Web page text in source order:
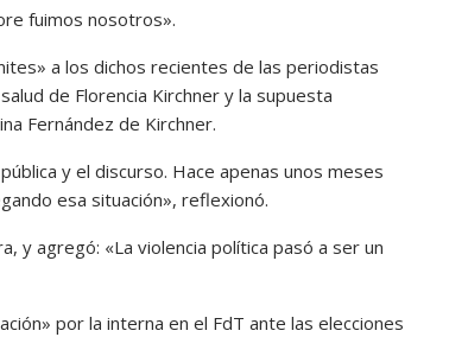
fuimos nosotros».
a los dichos recientes de las periodistas
de Florencia Kirchner y la supuesta
Fernández de Kirchner.
y el discurso. Hace apenas unos meses
esa situación», reflexionó.
y agregó: «La violencia política pasó a ser un
por la interna en el FdT ante las elecciones